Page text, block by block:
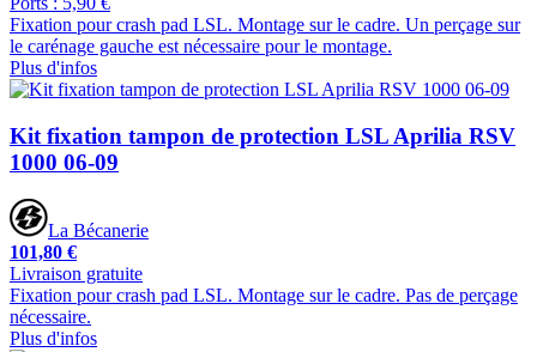
Fixation pour crash pad LSL. Montage sur le cadre. Un perçage sur
le carénage gauche est nécessaire pour le montage.
Plus d'infos
Kit fixation tampon de protection LSL Aprilia RSV
1000 06-09
La Bécanerie
101,80 €
Livraison gratuite
Fixation pour crash pad LSL. Montage sur le cadre. Pas de perçage
nécessaire.
Plus d'infos